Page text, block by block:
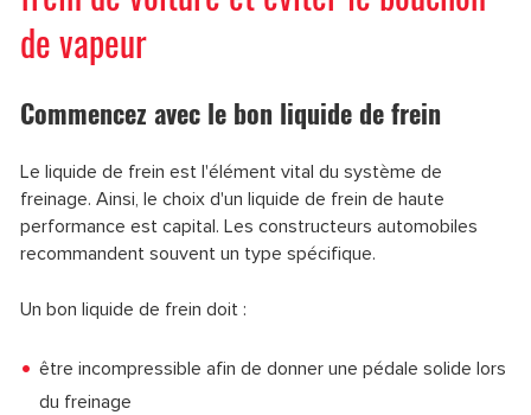
de vapeur
Commencez avec le bon liquide de frein
Le liquide de frein est l'élément vital du système de
freinage. Ainsi, le choix d'un liquide de frein de haute
performance est capital. Les constructeurs automobiles
recommandent souvent un type spécifique.
Un bon liquide de frein doit :
être incompressible afin de donner une pédale solide lors
du freinage